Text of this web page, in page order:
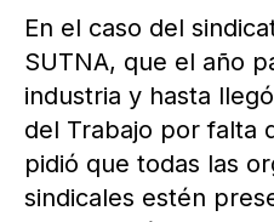
En el caso del
SUTNA, que el año
industria y hasta
del Trabajo por falta
pidió que todas las
sindicales estén